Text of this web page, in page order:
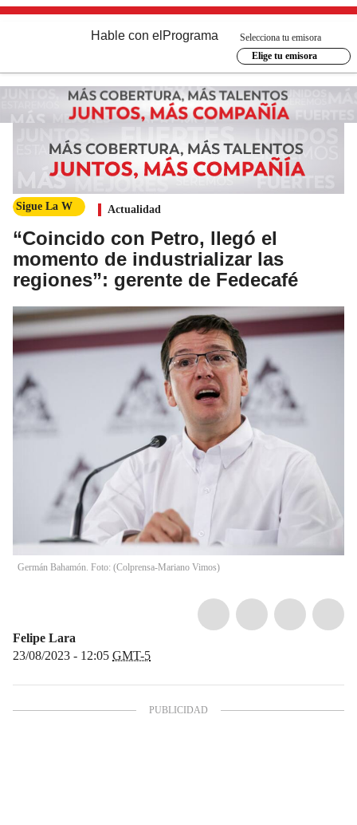
Hable con el Programa
Selecciona tu emisora
Elige tu emisora
Sigue La W Actualidad
“Coincido con Petro, llegó el
momento de industrializar las
regiones”: gerente de Fedecafé
Germán Bahamón. Foto: (Colprensa-Mariano Vimos)
Felipe Lara
23/08/2023 - 12:05 GMT-5